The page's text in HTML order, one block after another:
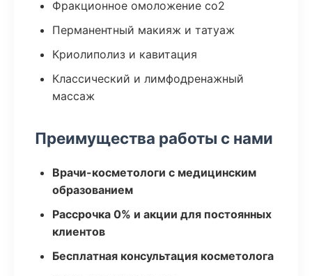
Фракционное омоложение co2
Перманентный макияж и татуаж
Криолиполиз и кавитация
Классический и лимфодренажный
массаж
Преимущества работы с нами
Врачи-косметологи с медицинским
образованием
Рассрочка 0% и акции для постоянных
клиентов
Бесплатная консультация косметолога